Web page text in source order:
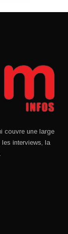
couvre une large
interviews, la